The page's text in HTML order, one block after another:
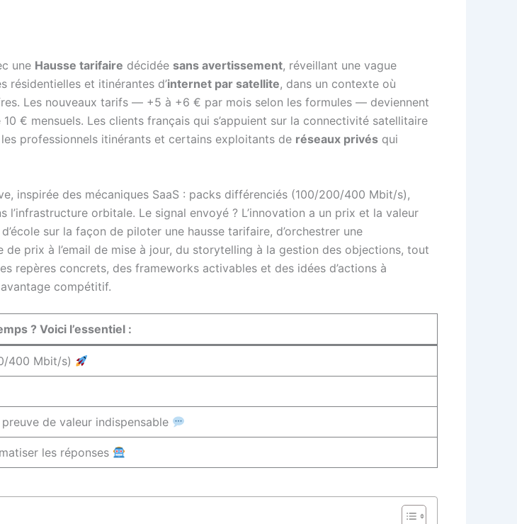
une Hausse tarifaire décidée sans avertissement, réveillant une vague
résidentielles et itinérantes d’internet par satellite, dans un contexte où
Les nouveaux tarifs — +5 à +6 € par mois selon les formules — deviennent
€ mensuels. Les clients français qui s’appuient sur la connectivité satellitaire
professionnels itinérants et certains exploitants de réseaux privés qui
inspirée des mécaniques SaaS : packs différenciés (100/200/400 Mbit/s),
orbitale. Le signal envoyé ? L’innovation a un prix et la valeur
sur la façon de piloter une hausse tarifaire, d’orchestrer une
prix à l’email de mise à jour, du storytelling à la gestion des objections, tout
repères concrets, des frameworks activables et des idées d’actions à
compétitif.
? Voici l’essentiel :
400 Mbit/s)
de valeur indispensable
les réponses